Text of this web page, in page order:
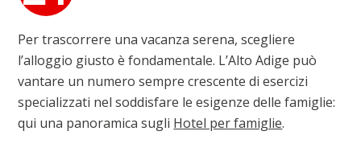
Per trascorrere una vacanza serena, scegliere
l’alloggio giusto è fondamentale. L’Alto Adige può
vantare un numero sempre crescente di esercizi
specializzati nel soddisfare le esigenze delle famiglie:
qui una panoramica sugli Hotel per famiglie.